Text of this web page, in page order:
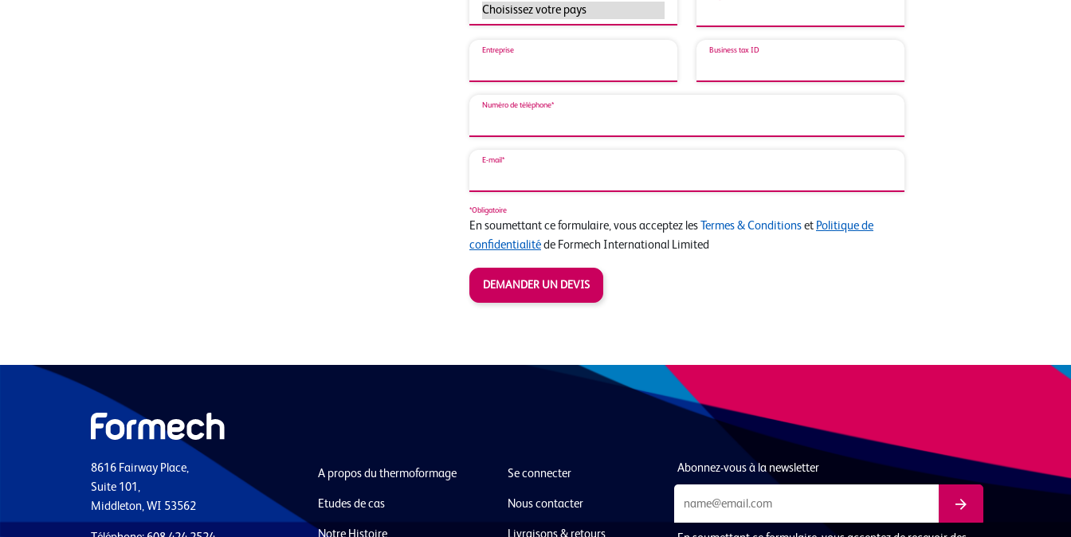
Entreprise Business tax ID
Numéro de téléphone*
E-mail*
*Obligatoire
En soumettant ce formulaire, vous acceptez les Termes & Conditions et Politique de
confidentialité de Formech International Limited
DEMANDER UN DEVIS
8616 Fairway Place,
Suite 101,
Middleton, WI 53562
A propos du thermoformage
Etudes de cas
Notre Histoire
Se connecter
Nous contacter
Livraisons & retours
Abonnez-vous à la newsletter